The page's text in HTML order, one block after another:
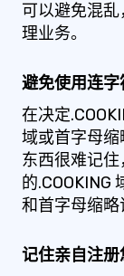
可以避免混
理业务。
避免使用连
在决定
域或首字母
东西很难记住
的.COOKING
和首字母缩略
记住亲自注册